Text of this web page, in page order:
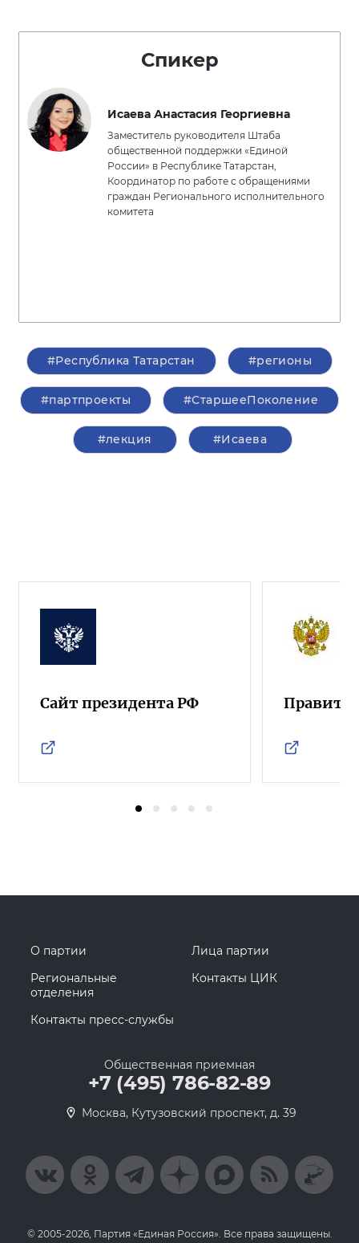
Спикер
Исаева Анастасия Георгиевна
Заместитель руководителя Штаба
общественной поддержки «Единой
России» в Республике Татарстан,
Координатор по работе с обращениями
граждан Регионального исполнительного
комитета
#Республика Татарстан #регионы
#партпроекты #СтаршееПоколение
#лекция #Исаева
Сайт президента РФ
О партии
Лица партии
Региональные
отделения
Контакты ЦИК
Контакты пресс-службы
Общественная приемная
+7 (495) 786-82-89
Москва, Кутузовский проспект, д. 39
© 2005-2026, Партия «Единая Россия». Все права защищены.